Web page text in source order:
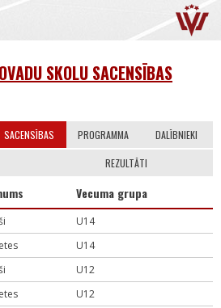
SKOLU SACENSĪBAS
SACENSĪBAS PROGRAMMA DALĪBNIEKI
REZULTĀTI
Vecuma grupa
U14
U14
U12
U12